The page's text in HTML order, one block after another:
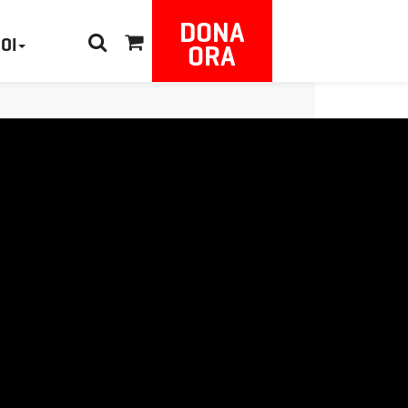
DONA
ORA